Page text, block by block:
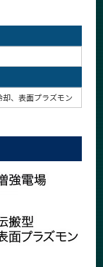
、表面プラズモン